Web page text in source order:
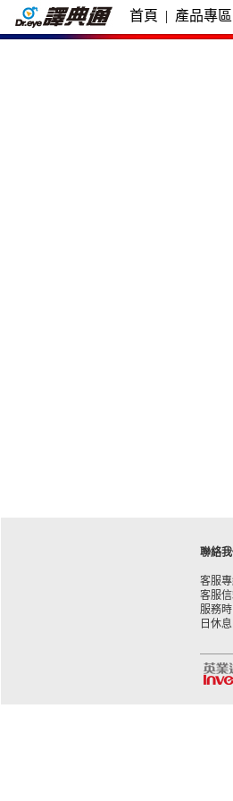
首頁 | 產品專區
聯絡
客服
客服
服務
日休息